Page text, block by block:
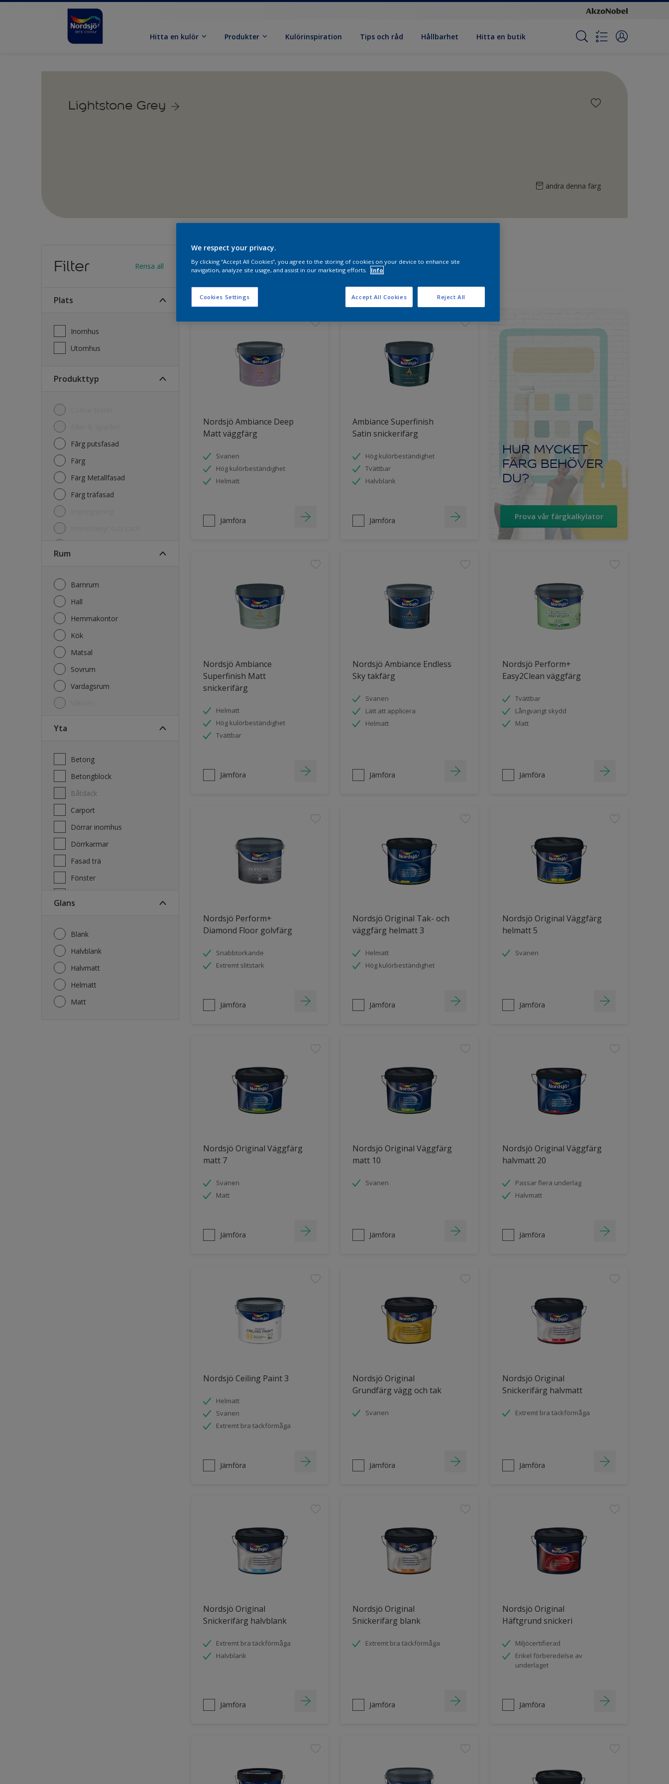
Hitta en kulör Produkter Kulörinspiration Tips och råd Hållbarhet Hitta en butik
Lightstone Grey
ändra denna färg
Filter Rensa all
Plats
Inomhus
Utomhus
Produkttyp
Fãrg putsfasad
Färg
Färg Metallfasad
Färg träfasad
Rum
Barnrum
Hall
Hemmakontor
Kök
Matsal
Sovrum
Vardagsrum
Yta
Betong
Betongblock
Båtdäck
Carport
Dörrar inomhus
Dörrkarmar
Fasad trä
Fönster
Glans
Blank
Halvblank
Halvmatt
Helmatt
Matt
Hitta produkterna för ditt projekt
Nordsjö Ambiance Deep
Matt väggfärg
Svanen
Hög kulörbeständighet
Helmatt
Jämföra
Ambiance Superfinish
Satin snickerifärg
Hög kulörbeständighet
Tvättbar
Halvblank
Jämföra
HUR MYCKET
FÄRG BEHÖVER
DU?
Prova vår färgkalkylator
Nordsjö Ambiance
Superfinish Matt
snickerifärg
Helmatt
Hög kulörbeständighet
Tvättbar
Jämföra
Nordsjö Ambiance Endless
Sky takfärg
Svanen
Lätt att applicera
Helmatt
Jämföra
Nordsjö Perform+
Easy2Clean väggfärg
Tvättbar
Långvarigt skydd
Matt
Jämföra
Nordsjö Perform+
Diamond Floor golvfärg
Snabbtorkande
Extremt slitstark
Jämföra
Nordsjö Original Tak- och
väggfärg helmatt 3
Helmatt
Hög kulörbeständighet
Jämföra
Nordsjö Original Väggfärg
helmatt 5
Svanen
Jämföra
Nordsjö Original Väggfärg
matt 7
Svanen
Matt
Jämföra
Nordsjö Original Väggfärg
matt 10
Svanen
Jämföra
Nordsjö Original Väggfärg
halvmatt 20
Passar flera underlag
Halvmatt
Jämföra
Nordsjö Ceiling Paint 3
Helmatt
Svanen
Extremt bra täckförmåga
Jämföra
Nordsjö Original
Grundfärg vägg och tak
Svanen
Jämföra
Nordsjö Original
Snickerifärg halvmatt
Extremt bra täckförmåga
Jämföra
Nordsjö Original
Snickerifärg halvblank
Extremt bra täckförmåga
Halvblank
Jämföra
Nordsjö Original
Snickerifärg blank
Extremt bra täckförmåga
Jämföra
Nordsjö Original
Häftgrund snickeri
Miljöcertifierad
Enkel förberedelse av
underlaget
Jämföra
We respect your privacy.
By clicking “Accept All Cookies”, you agree to the storing of cookies on your device to enhance site
navigation, analyze site usage, and assist in our marketing efforts.
Info
Cookies Settings Reject All
Accept All Cookies